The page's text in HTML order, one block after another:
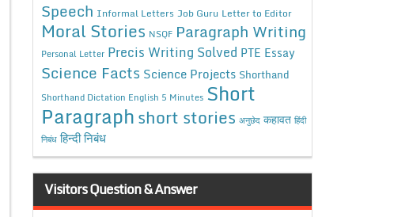
Speech Informal Letters Job Guru Letter to Editor
Moral Stories NSQF Paragraph Writing
Personal Letter Precis Writing Solved PTE Essay
Science Facts Science Projects Shorthand
Shorthand Dictation English 5 Minutes Short
Paragraphshort stories अनुछेद कहावत हिंदी
निबंध हिन्दी निबंध
Visitors Question & Answer